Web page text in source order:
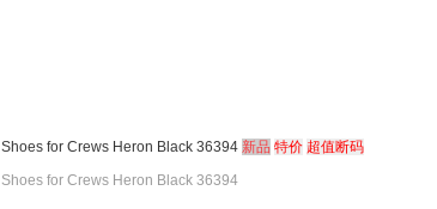
Shoes for Crews Heron Black 36394 新品 特价 超值断码
Shoes for Crews Heron Black 36394